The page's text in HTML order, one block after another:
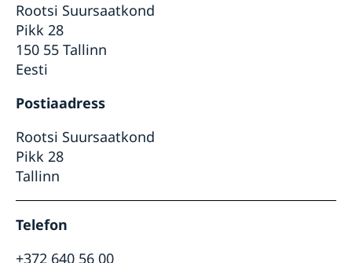
Rootsi Suursaatkond
Pikk 28
150 55 Tallinn
Eesti
Postiaadress
Rootsi Suursaatkond
Pikk 28
Tallinn
Telefon
+372 640 56 00